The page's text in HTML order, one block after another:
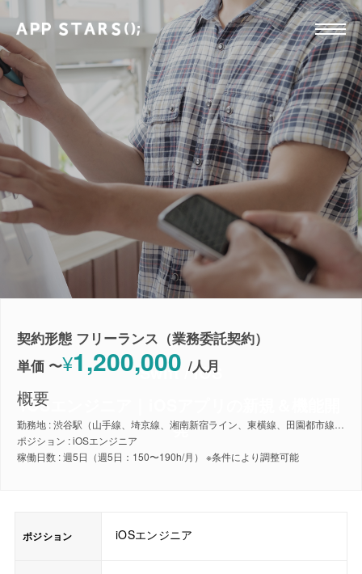
Swift / iOS
iOSエンジニア｜iOSアプリの新規＆機能開
発
契約形態 フリーランス（業務委託契約）
単価 〜¥1,200,000 /人月
概要
勤務地 : 渋谷駅（山手線、埼京線、湘南新宿ライン、東横線、田園都市線、銀座線、半蔵門線、副都心線）
ポジション : iOSエンジニア
稼働日数 : 週5日（週5日：150〜190h/月） ※条件により調整可能
ポジション iOSエンジニア